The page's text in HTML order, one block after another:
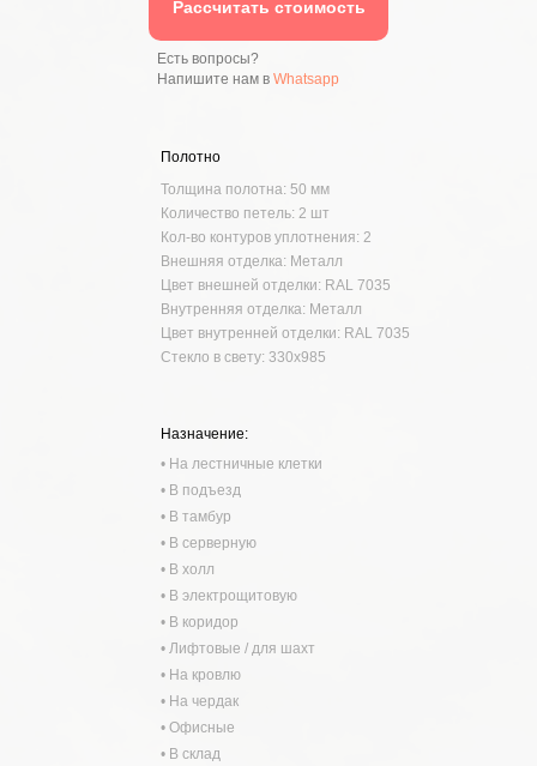
Рассчитать стоимость
Есть вопросы?
Напишите нам в Whatsapp
Полотно
Толщина полотна: 50 мм
Количество петель: 2 шт
Кол-во контуров уплотнения: 2
Внешняя отделка: Металл
Цвет внешней отделки: RAL 7035
Внутренняя отделка: Металл
Цвет внутренней отделки: RAL 7035
Назначение:
• На лестничные клетки
• В подъезд
• В тамбур
• В серверную
• В холл
• В электрощитовую
• В коридор
• Лифтовые / для шахт
• На кровлю
• На чердак
• Офисные
• В склад
Стекло в свету: 330х985